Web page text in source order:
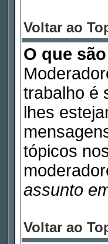
Voltar ao
O que são
trabalho é
lhes
tópicos
assunto
Voltar ao